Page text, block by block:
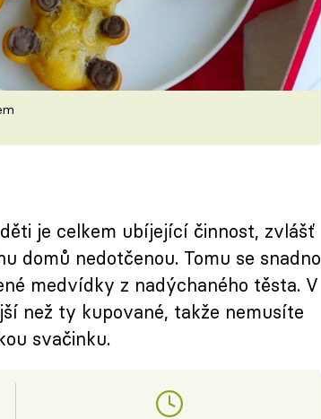
je celkem ubíjející činnost, zvlášť
domů nedotčenou. Tomu se snadno
medvídky z nadýchaného těsta. V
než ty kupované, takže nemusíte
svačinku.